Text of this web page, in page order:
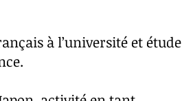
à l’université et